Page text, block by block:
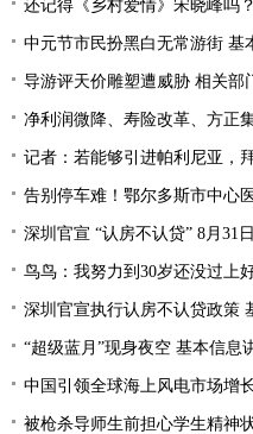
还记得《乡村爱情》宋晓峰吗
中元节市民扮黑白无常游街 基
导游评天价雕塑遭威胁 相关部
净利润微降、寿险改革、方正集
记者：若能够引进帕利尼亚，
告别停车难！鄂尔多斯市中心
深圳官宣 “认房不认贷” 8月31
鸟鸟：我努力到30岁还没过上
深圳官宣执行认房不认贷政策
“超级蓝月”现身夜空 基本信息
中国引领全球海上风电市场增
被枪杀导师生前担心学生精神